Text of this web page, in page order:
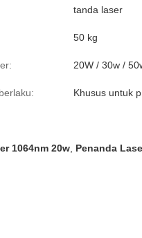
tanda laser
50 kg
20W / 30w /
Khusus untuk
1064nm 20w Penanda